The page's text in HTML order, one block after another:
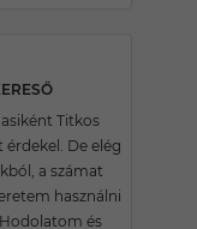
Titkos
érdekel. De elég
a számat
használni
és